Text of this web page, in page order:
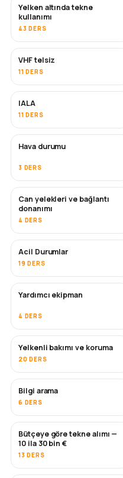
Yelken altında tekne
kullanımı
43 DERS
VHF telsiz
11 DERS
IALA
11 DERS
Hava durumu
3 DERS
Can yelekleri ve bağlantı
donanımı
4 DERS
Acil Durumlar
19 DERS
Yardımcı ekipman
4 DERS
Yelkenli bakımı ve koruma
20 DERS
Bilgi arama
6 DERS
YAKINDA
Bütçeye göre tekne alımı —
10 ila 30 bin €
13 DERS